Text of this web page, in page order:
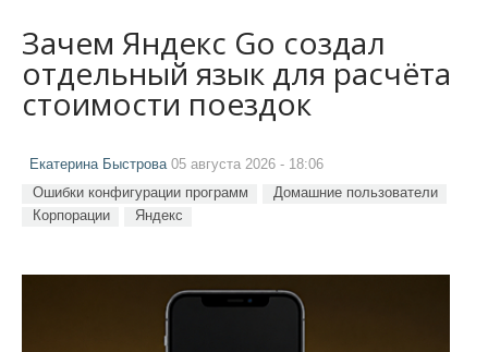
Зачем Яндекс Go создал
отдельный язык для расчёта
стоимости поездок
Екатерина Быстрова05 августа 2026 - 18:06
Ошибки конфигурации программ
Домашние пользователи
Корпорации
Яндекс